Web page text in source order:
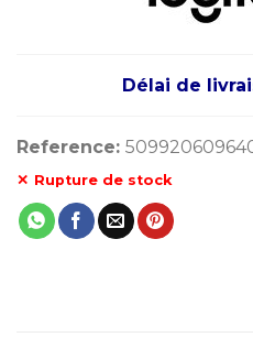
Délai de
Reference:
Rupture de stock